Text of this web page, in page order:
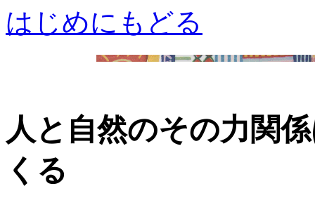
はじめにもどる
人と自然のその力関
くる